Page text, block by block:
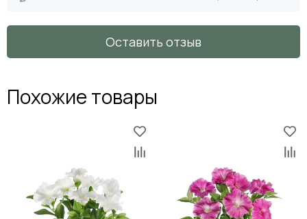
Оставить отзыв
Похожие товары